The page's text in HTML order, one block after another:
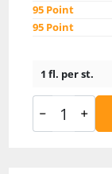
95 Point
95 Point
1 fl. per st.